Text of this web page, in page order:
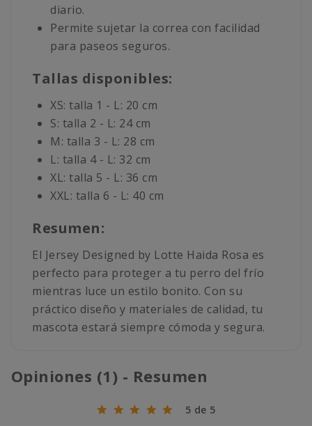
diario.
Permite sujetar la correa con facilidad
para paseos seguros.
Tallas disponibles:
XS: talla 1 - L: 20 cm
S: talla 2 - L: 24 cm
M: talla 3 - L: 28 cm
L: talla 4 - L: 32 cm
XL: talla 5 - L: 36 cm
XXL: talla 6 - L: 40 cm
Resumen:
El Jersey Designed by Lotte Haida Rosa es
perfecto para proteger a tu perro del frío
mientras luce un estilo bonito. Con su
práctico diseño y materiales de calidad, tu
mascota estará siempre cómoda y segura.
Opiniones (1) - Resumen
5 de 5